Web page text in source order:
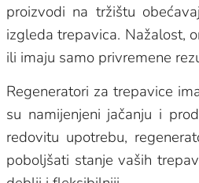
proizvodi na tržištu
izgleda trepavica. Nažalost,
ili imaju samo privremene
Regeneratori za trepavice
su namijenjeni jačanju i
redovitu upotrebu,
poboljšati stanje vaših